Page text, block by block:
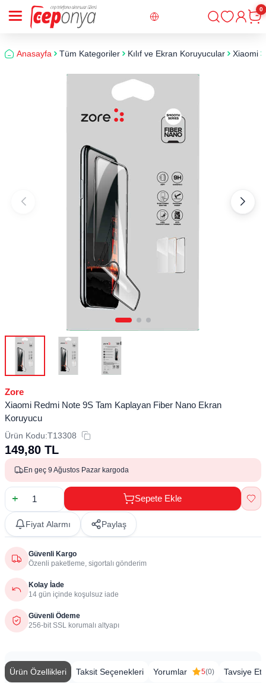
Giriş
0
Anasayfa Tüm Kategoriler Kılıf ve Ekran Koruyucular Xiaomi
Zore
Xiaomi Redmi Note 9S Tam Kaplayan Fiber Nano Ekran
Koruyucu
Ürün Kodu:T13308
149,80 TL
En geç 9 Ağustos Pazar kargoda
Sepete Ekle
Fiyat Alarmı Paylaş
Güvenli Kargo
Özenli paketleme, sigortalı gönderim
Kolay İade
14 gün içinde koşulsuz iade
Güvenli Ödeme
256-bit SSL korumalı altyapı
Ürün Özellikleri Taksit Seçenekleri Yorumlar 5(0) Tavsiye Et